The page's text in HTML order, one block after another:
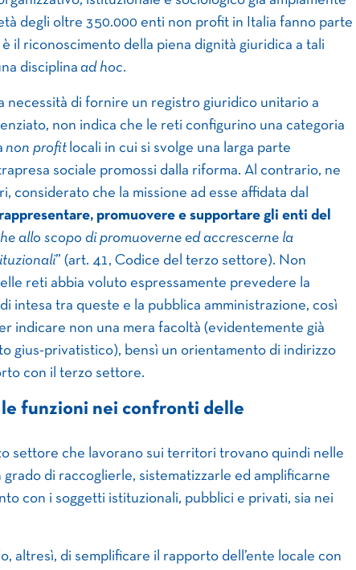
degli oltre 350.000 enti non profit in Italia fanno parte
il riconoscimento della piena dignità giuridica a tali
disciplina ad hoc.
necessità di fornire un registro giuridico unitario a
non indica che le reti configurino una categoria
non profit locali in cui si svolge una larga parte
sociale promossi dalla riforma. Al contrario, ne
considerato che la missione ad esse affidata dal
promuovere e supportare gli enti del
allo scopo di promuoverne ed accrescerne la
” (art. 41, Codice del terzo settore). Non
reti abbia voluto espressamente prevedere la
intesa tra queste e la pubblica amministrazione, così
indicare non una mera facoltà (evidentemente già
gius-privatistico), bensì un orientamento di indirizzo
con il terzo settore.
funzioni nei confronti delle
settore che lavorano sui territori trovano quindi nelle
grado di raccoglierle, sistematizzarle ed amplificarne
con i soggetti istituzionali, pubblici e privati, sia nei
altresì, di semplificare il rapporto dell’ente locale con